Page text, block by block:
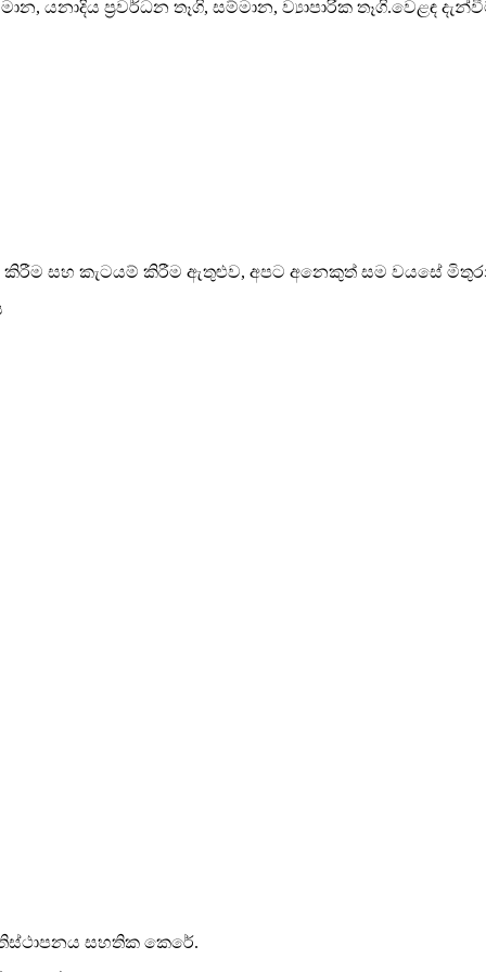
යනාදිය ප්‍රවර්ධන තෑගි, සම්මාන, ව්‍යාපාරික තෑගි.වෙළඳ
කිරීම සහ කැටයම් කිරීම ඇතුළුව, අපට අනෙකුත් සම වයසේ
සහතික කෙරේ.